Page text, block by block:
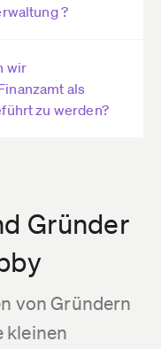
?
wir
als
zu werden?
Gründer
von Gründern
kleinen